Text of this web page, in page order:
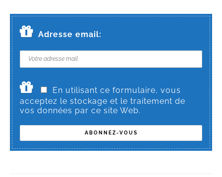
Adresse email:
En utilisant ce formulaire, vous
acceptez le stockage et le traitement de
vos données par ce site Web.